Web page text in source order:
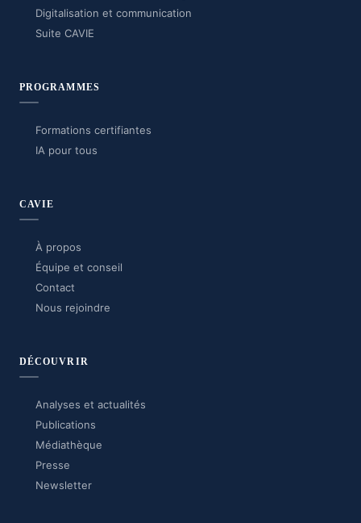
Digitalisation et communication
Suite CAVIE
PROGRAMMES
Formations certifiantes
IA pour tous
CAVIE
À propos
Équipe et conseil
Contact
Nous rejoindre
DÉCOUVRIR
Analyses et actualités
Publications
Médiathèque
Presse
Newsletter